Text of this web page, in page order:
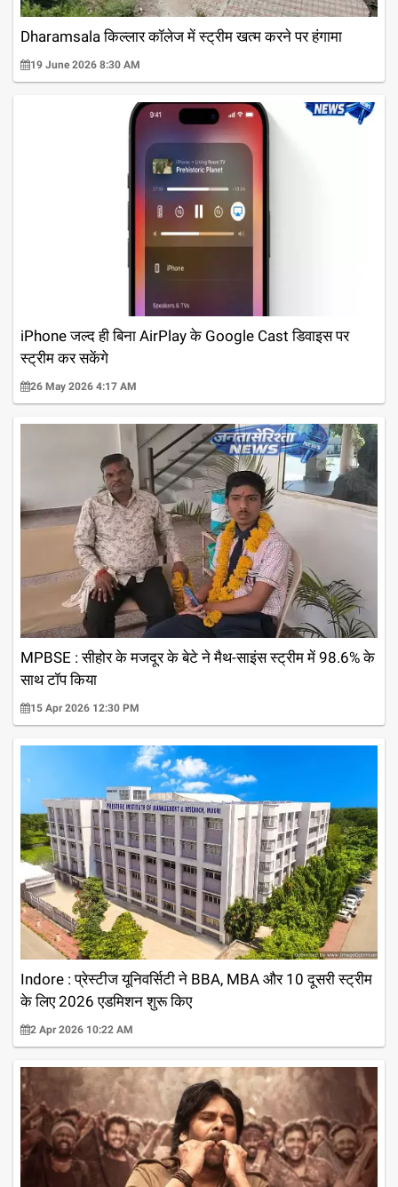
Dharamsala किल्लार कॉलेज में स्ट्रीम खत्म करने पर हंगामा
19 June 2026 8:30 AM
iPhone जल्द ही बिना AirPlay के Google Cast डिवाइस पर
स्ट्रीम कर सकेंगे
26 May 2026 4:17 AM
MPBSE : सीहोर के मजदूर के बेटे ने मैथ-साइंस स्ट्रीम में 98.6% के
साथ टॉप किया
15 Apr 2026 12:30 PM
Indore : प्रेस्टीज यूनिवर्सिटी ने BBA, MBA और 10 दूसरी स्ट्रीम
के लिए 2026 एडमिशन शुरू किए
2 Apr 2026 10:22 AM